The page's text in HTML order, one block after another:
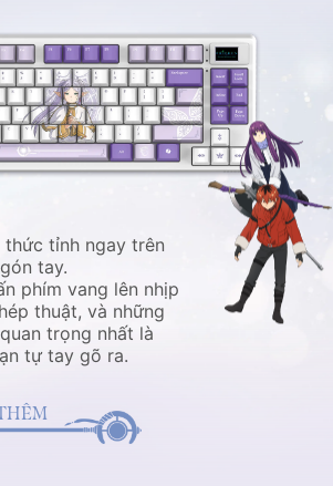
thức tỉnh ngay trên
tay.
phím vang lên nhịp
thuật, và những
trọng nhất là
tự tay gõ ra.